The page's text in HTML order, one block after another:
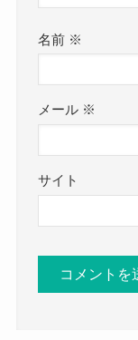
名前 ※
メール ※
サイト